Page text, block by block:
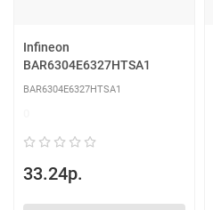
Infineon
BAR6304E6327HTSA1
BAR6304E6327HTSA1
33.24р.